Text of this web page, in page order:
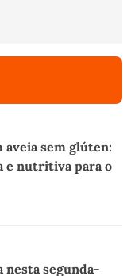
aveia sem glúten:
e nutritiva para o
nesta segunda-